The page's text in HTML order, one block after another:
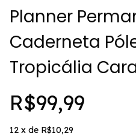
Planner
Caderneta
Tropicália
R$99,99
12 x de R$10,29